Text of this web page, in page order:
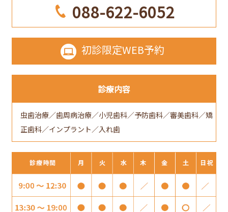
088-622-6052
初診限定WEB予約
診療内容
虫歯治療／歯周病治療／小児歯科／予防歯科／審美歯科／矯
正歯科／インプラント／入れ歯